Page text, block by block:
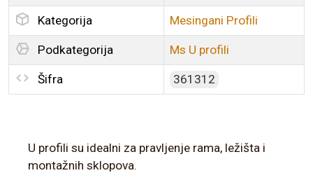
Kategorija Mesingani Profili
Podkategorija Ms U profili
Šifra 361312
U profili su idealni za pravljenje rama, ležišta i
montažnih sklopova.